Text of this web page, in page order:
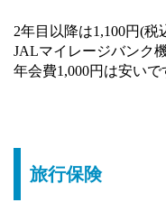
2年目以降は1,100円(税
JALマイレージバンク
年会費1,000円は安いで
旅行保険